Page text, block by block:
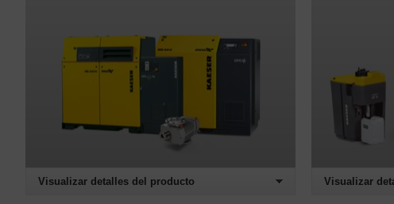
Visualizar detalles del producto Visualizar